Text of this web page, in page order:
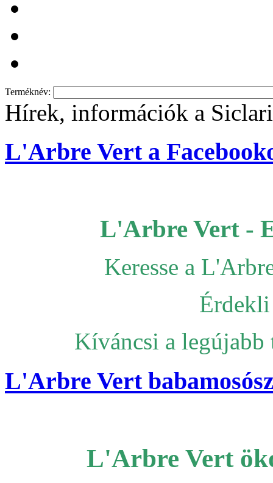
Terméknév:
Hírek, információk a
L'Arbre Vert a
L'Arbre Vert -
Keresse a
Kíváncsi a legújabb
L'Arbre Vert
L'Arbre Vert